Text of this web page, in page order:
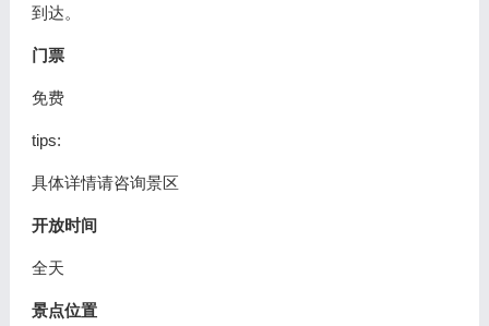
到达。
门票
免费
tips:
具体详情请咨询景区
开放时间
全天
景点位置